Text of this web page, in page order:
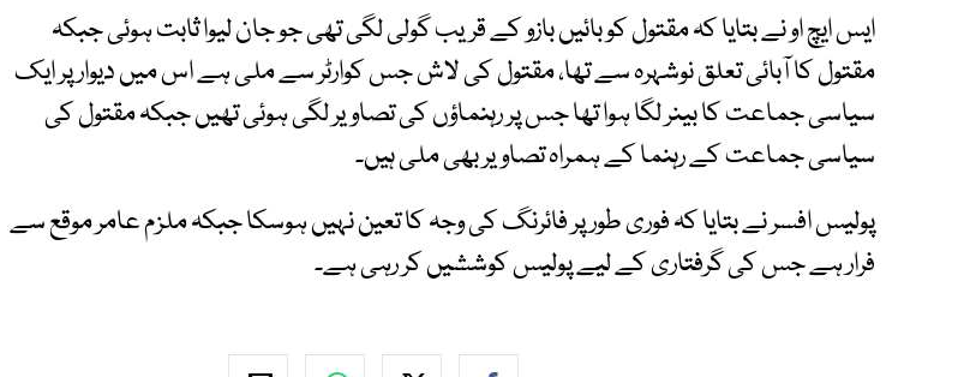
ایس ایچ او نے بتایا کہ مقتول کو بائیں بازو کے قریب گولی لگی تھی جو جان لیوا ثابت ہوئی جبکہ
مقتول کا آبائی تعلق نوشہرہ سے تھا، مقتول کی لاش جس کوارٹر سے ملی ہے اس میں دیوار پر ایک
سیاسی جماعت کا بینر لگا ہوا تھا جس پر رہنماؤں کی تصاویر لگی ہوئی تھیں جبکہ مقتول کی
سیاسی جماعت کے رہنما کے ہمراہ تصاویر بھی ملی ہیں۔
پولیس افسر نے بتایا کہ فوری طور پر فائرنگ کی وجہ کا تعین نہیں ہوسکا جبکہ ملزم عامر موقع سے
فرار ہے جس کی گرفتاری کے لیے پولیس کوششیں کر رہی ہے۔